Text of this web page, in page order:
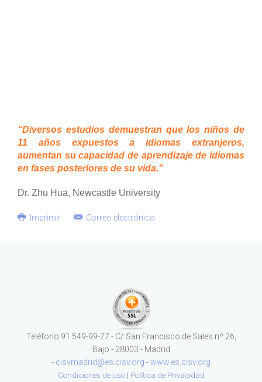
“Diversos estudios demuestran que los niños de
11 años expuestos a idiomas extranjeros,
aumentan su capacidad de aprendizaje de idiomas
en fases posteriores de su vida.”
Dr. Zhu Hua, Newcastle University
Imprimir Correo electrónico
Teléfono 91 549-99-77 - C/ San Francisco de Sales nº 26,
Bajo - 28003 - Madrid
- cisvmadrid@es.cisv.org -www.es.cisv.org
Condiciones de uso| Política de Privacidad